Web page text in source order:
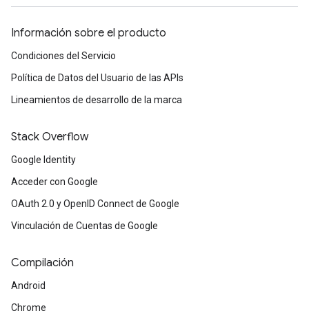
Información sobre el producto
Condiciones del Servicio
Política de Datos del Usuario de las APIs
Lineamientos de desarrollo de la marca
Stack Overflow
Google Identity
Acceder con Google
OAuth 2.0 y OpenID Connect de Google
Vinculación de Cuentas de Google
Compilación
Android
Chrome